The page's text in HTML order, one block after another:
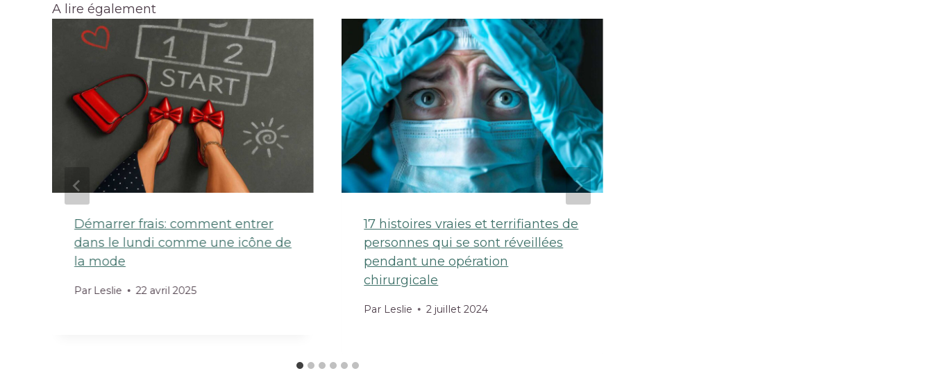
A lire également
Démarrer frais: comment entrer
dans le lundi comme une icône de
la mode
Par Leslie 22 avril 2025
17 histoires vraies et terrifiantes de
personnes qui se sont réveillées
pendant une opération
chirurgicale
Par Leslie 2 juillet 2024